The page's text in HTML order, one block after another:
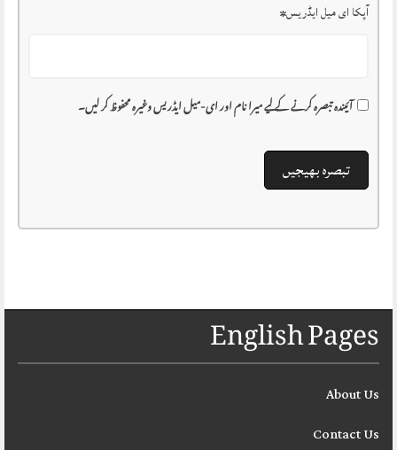
آپکا ای میل ایڈریس*
آئیندہ تبصرہ کرنے کے لیے میرا نام اور ای-میل ایڈریس وغیرہ محفوظ کر لیں۔
English Pages
About Us
Contact Us